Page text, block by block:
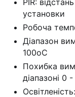
установки
Робоча
Діапазон
100оС
Похибка
діапазоні 0